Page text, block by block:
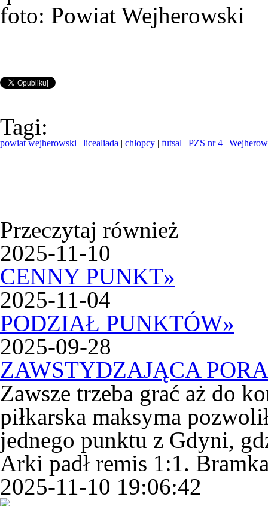
foto: Powiat Wejherowski
Tagi:
powiat wejherowski | licealiada | chłopcy | futsal | PZS nr 4 |
Przeczytaj również
2025-11-10
CENNY PUNKT»
2025-11-04
PODZIAŁ PUNKTÓW»
2025-09-28
ZAWSTYDZAJĄCA
Zawsze trzeba grać aż do
piłkarska maksyma
jednego punktu z Gdyni,
Arki padł remis 1:1.
2025-11-10 19:06:42